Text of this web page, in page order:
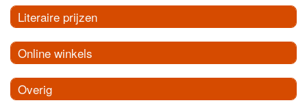
Literaire prijzen
Online winkels
Overig